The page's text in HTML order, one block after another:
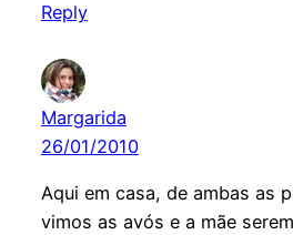
Reply
Margarida
26/01/2010
Aqui em casa, de ambas as
vimos as avós e a mãe